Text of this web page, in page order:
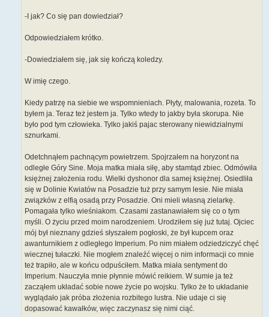
-I jak? Co się pan dowiedział?
Odpowiedziałem krótko.
-Dowiedziałem się, jak się kończą koledzy.
W imię czego.
Kiedy patrzę na siebie we wspomnieniach. Płyty, malowania, rozeta. To
byłem ja. Teraz też jestem ja. Tylko wtedy to jakby była skorupa. Nie
było pod tym człowieka. Tylko jakiś pajac sterowany niewidzialnymi
sznurkami.
Odetchnąłem pachnącym powietrzem. Spojrzałem na horyzont na
odległe Góry Sine. Moja matka miała siłę, aby stamtąd zbiec. Odmówiła
księżnej założenia rodu. Wielki dyshonor dla samej księżnej. Osiedliła
się w Dolinie Kwiatów na Posadzie tuż przy samym lesie. Nie miała
związków z elfią osadą przy Posadzie. Oni mieli własną zielarkę.
Pomagała tylko wieśniakom. Czasami zastanawiałem się co o tym
myśli. O życiu przed moim narodzeniem. Urodziłem się już tutaj. Ojciec
mój był nieznany gdzieś słyszałem pogłoski, że był kupcem oraz
awanturnikiem z odległego Imperium. Po nim miałem odziedziczyć chęć
wiecznej tułaczki. Nie mogłem znaleźć więcej o nim informacji co mnie
też trapiło, ale w końcu odpuściłem. Matka miała sentyment do
Imperium. Nauczyła mnie płynnie mówić reikiem. W sumie ja też
zacząłem układać sobie nowe życie po wojsku. Tylko że to układanie
wyglądało jak próba złożenia rozbitego lustra. Nie udaje ci się
dopasować kawałków, więc zaczynasz się nimi ciąć.